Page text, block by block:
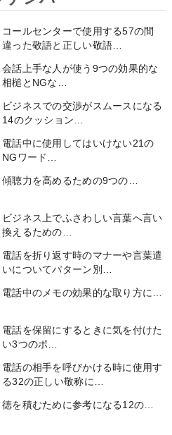
コールセンターで使用する57の間
違った敬語と正しい敬語…
会話上手な人が使う9つの効果的な
相槌とNGな…
ビジネスでの交渉がスムースになる
14のクッション…
電話中に使用してはいけない21の
NGワード…
傾聴力を高めるための9つの…
ビジネス上でふさわしい言葉へ言い
換えるための…
電話を折り返す時のマナーや言葉遣
いについてパターン別…
電話中のメモの効果的な取り方に…
電話を保留にするときに気を付けた
い3つのポ…
電話の相手を呼びかける時に使用す
る32の正しい敬称に…
徳を積むために参考になる12の…